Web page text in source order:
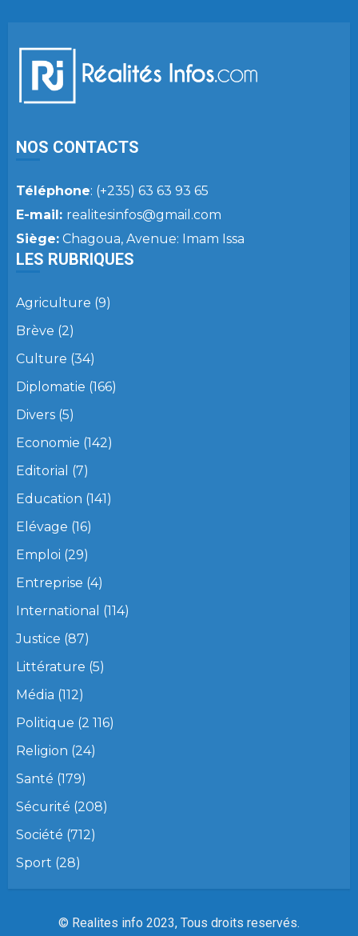
NOS CONTACTS
Téléphone: (+235) 63 63 93 65
E-mail: realitesinfos@gmail.com
Siège: Chagoua, Avenue: Imam Issa
LES RUBRIQUES
Agriculture (9)
Brève (2)
Culture (34)
Diplomatie (166)
Divers (5)
Economie (142)
Editorial (7)
Education (141)
Elévage (16)
Emploi (29)
Entreprise (4)
International (114)
Justice (87)
Littérature (5)
Média (112)
Politique (2 116)
Religion (24)
Santé (179)
Sécurité (208)
Société (712)
Sport (28)